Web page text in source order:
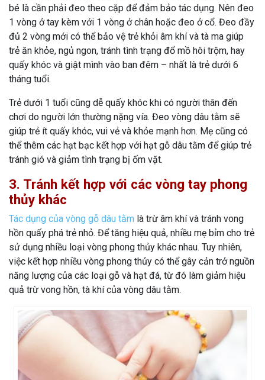
bé là cần phải đeo theo cặp để đảm bảo tác dụng. Nên đeo
1 vòng ở tay kèm với 1 vòng ở chân hoặc đeo ở cổ. Đeo đầy
đủ 2 vòng mới có thể bảo vệ trẻ khỏi âm khí và tà ma giúp
trẻ ăn khỏe, ngủ ngon, tránh tình trạng đổ mồ hôi trộm, hay
quấy khóc và giật mình vào ban đêm – nhất là trẻ dưới 6
tháng tuổi.
Trẻ dưới 1 tuổi cũng dễ quấy khóc khi có người thân đến
chơi do người lớn thường nặng vía. Đeo vòng dâu tằm sẽ
giúp trẻ ít quấy khóc, vui vẻ và khỏe mạnh hơn. Mẹ cũng có
thể thêm các hạt bạc kết hợp với hạt gỗ dâu tằm để giúp trẻ
tránh gió và giảm tình trạng bị ốm vặt.
3. Tránh kết hợp với các vòng tay phong
thủy khác
Tác dụng của vòng gỗ dâu tằm là trừ âm khí và tránh vong
hồn quấy phá trẻ nhỏ. Để tăng hiệu quả, nhiều mẹ bỉm cho trẻ
sử dụng nhiều loại vòng phong thủy khác nhau. Tuy nhiên,
việc kết hợp nhiều vòng phong thủy có thể gây cản trở nguồn
năng lượng của các loại gỗ và hạt đá, từ đó làm giảm hiệu
quả trừ vong hồn, tà khí của vòng dâu tằm.